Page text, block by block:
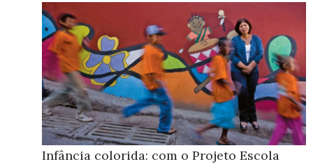
Infância colorida: com o Projeto Escola